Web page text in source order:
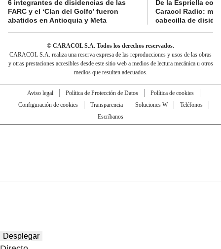
6 integrantes de disidencias de las
FARC y el ‘Clan del Golfo’ fueron
abatidos en Antioquia y Meta
De la Espriella
Caracol Radio:
cabecilla de
© CARACOL S.A. Todos los derechos reservados.
CARACOL S.A. realiza una reserva expresa de las reproducciones y usos de las obras
y otras prestaciones accesibles desde este sitio web a medios de lectura mecánica u otros
medios que resulten adecuados.
Aviso legal Política de Protección de Datos
Política de cookies
Configuración de cookies
Transparencia Soluciones W
Teléfonos
Escríbanos
Desplegar